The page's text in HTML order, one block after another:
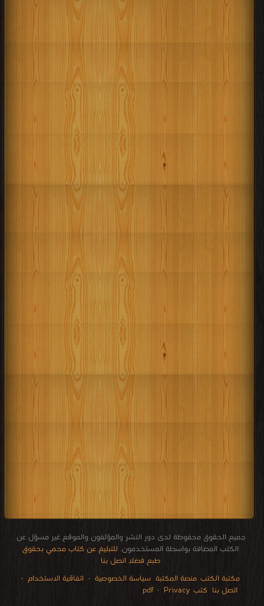
جميع الحقوق محفوظة لدى دور النشر والمؤلفون والموقع غير مسؤل عن
الكتب المضافة بواسطة المستخدمون. للتبليغ عن كتاب محمي بحقوق
طبع فضلا اتصل بنا
مكتبة الكتب منصة المكتبة سياسة الخصوصية · اتفاقية الاستخدام ·
اتصل بنا كتب pdf · Privacy